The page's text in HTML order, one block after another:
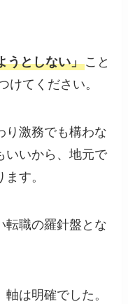
うとしない」こと
けてください。
り激務でも構わな
いいから、地元で
す。
転職の羅針盤とな
は明確でした。